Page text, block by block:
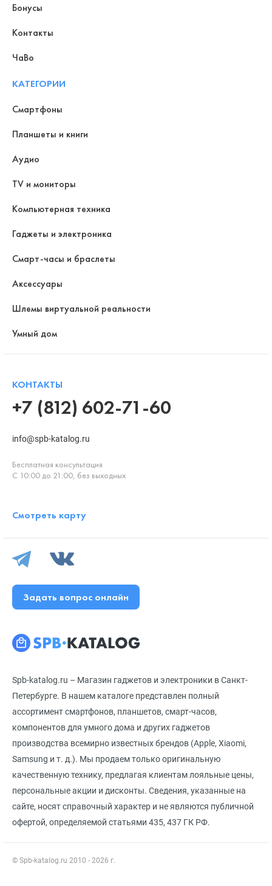
Spb-katalog.ru – Магазин гаджетов и электроники в Санкт-
Петербурге. В нашем каталоге представлен полный
ассортимент смартфонов, планшетов, смарт-часов,
компонентов для умного дома и других гаджетов
производства всемирно известных брендов (Apple, Xiaomi,
Samsung и т. д.). Мы продаем только оригинальную
качественную технику, предлагая клиентам лояльные цены,
персональные акции и дисконты. Сведения, указанные на
сайте, носят справочный характер и не являются публичной
офертой, определяемой статьями 435, 437 ГК РФ.
© Spb-katalog.ru 2010 - 2026 г.
Бонусы
Контакты
ЧаВо
КАТЕГОРИИ
Смартфоны
Планшеты и книги
Аудио
TV и мониторы
Компьютерная техника
Гаджеты и электроника
Смарт-часы и браслеты
Аксессуары
Шлемы виртуальной реальности
Умный дом
КОНТАКТЫ
+7 (812) 602-71-60
info@spb-katalog.ru
Бесплатная консультация
С 10:00 до 21:00, без выходных
Смотреть карту
Задать вопрос онлайн